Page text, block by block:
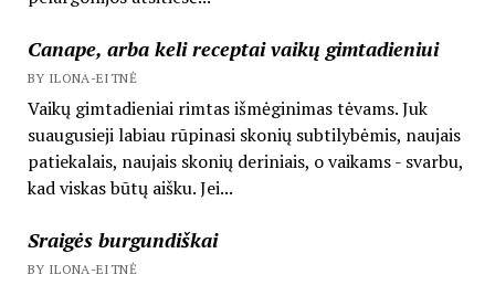
Canape, arba keli receptai vaikų gimtadieniui
BY ILONA-EITNĖ
Vaikų gimtadieniai rimtas išmėginimas tėvams. Juk
suaugusieji labiau rūpinasi skonių subtilybėmis, naujais
patiekalais, naujais skonių deriniais, o vaikams - svarbu,
kad viskas būtų aišku. Jei...
Sraigės burgundiškai
BY ILONA-EITNĖ